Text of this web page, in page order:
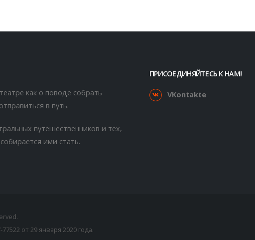
как о поводе собрать
в путь.
путешественников и тех,
ими стать.
ПРИСОЕДИНЯЙТЕСЬ К НАМ!
VKontakte
от 29 января 2020 года.